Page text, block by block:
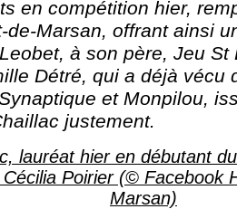
en compétition hier,
de-Marsan, offrant ainsi
à son père, Jeu St
Détré, qui a déjà vécu
et Monpilou,
justement.
lauréat hier en débutant
Poirier (© Facebook
Marsan)